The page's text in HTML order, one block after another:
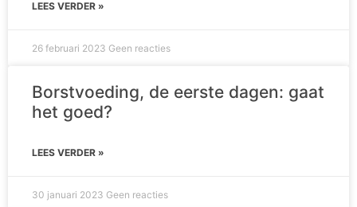
LEES VERDER »
26 februari 2023 Geen reacties
Borstvoeding, de eerste dagen: gaat
het goed?
LEES VERDER »
30 januari 2023 Geen reacties